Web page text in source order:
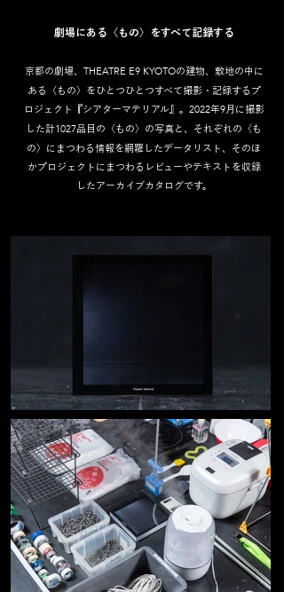
劇場にある〈もの〉をすべて記録する
京都の劇場、 THEATRE E9 KYOTOの建物、敷地の中に
ある〈もの〉をひとつひとつすべて撮影・記録するプ
ロジェクト『シアターマテリアル』。 2022年9月に撮影
した計1027品目の〈もの〉の写真と、それぞれの〈も
の〉にまつわる情報を網羅したデータリスト、そのほ
かプロジェクトにまつわるレビューやテキストを収録
したアーカイブカタログです。